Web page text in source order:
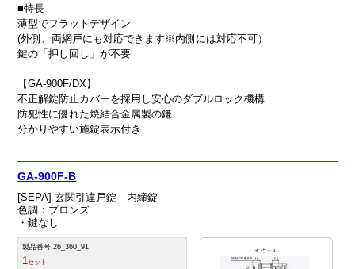
■特長
薄型でフラットデザイン
(外側、両網戸にも対応できます※内側には対応不可）
鍵の「押し回し」が不要
【GA-900F/DX】
不正解錠防止カバーを採用し安心のダブルロック機構
防犯性に優れた焼結合金属製の鎌
分かりやすい施錠表示付き
GA-900F-B
[SEPA] 玄関引違戸錠 内締錠
色調：ブロンズ
・鍵なし
製品番号 26_360_91
1セット